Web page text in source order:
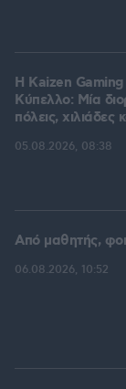
H Kaizen
Kύπελλο: Μία
πόλεις, χιλιάδες
05.08.2026, 08:38
Από μαθητής,
06.08.2026, 10:52